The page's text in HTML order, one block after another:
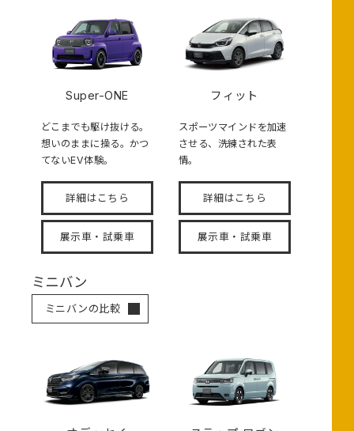
Super-ONE
どこまでも駆け抜ける。
想いのままに操る。かつ
てないEV体験。
詳細はこちら
展示車・試乗車
フィット
スポーツマインドを加速
させる、洗練された表
情。
詳細はこちら
展示車・試乗車
ミニバン
ミニバンの比較